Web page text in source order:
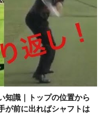
知識｜トップの位置から
が前に出ればシャフトは